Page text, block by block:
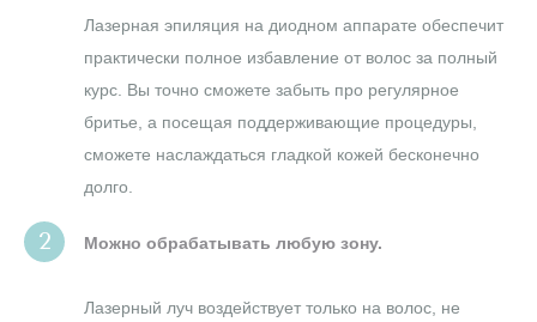
Лазерная эпиляция на диодном аппарате обеспечит
практически полное избавление от волос за полный
курс. Вы точно сможете забыть про регулярное
бритье, а посещая поддерживающие процедуры,
сможете наслаждаться гладкой кожей бесконечно
долго.
Можно обрабатывать любую зону.
Лазерный луч воздействует только на волос, не